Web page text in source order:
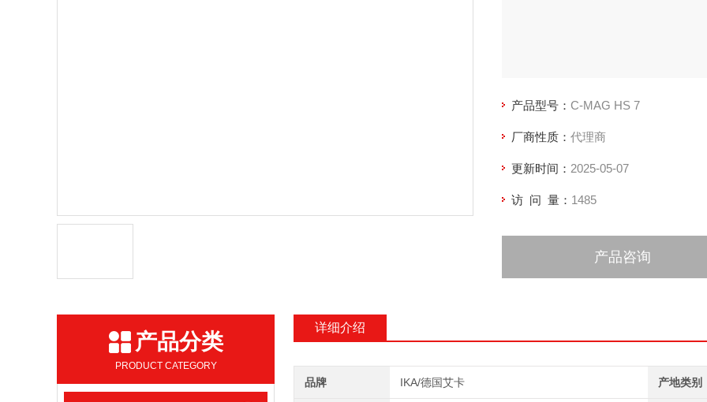
产品型号： C-MAG HS 7
厂商性质： 代理商
更新时间： 2025-05-07
访 问 量： 1485
产品咨询
产品分类
PRODUCT CATEGORY
详细介绍
品牌 IKA/德国艾卡 产地类别